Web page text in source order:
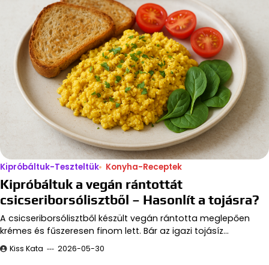
Kipróbáltuk-Teszteltük Konyha-Receptek
Kipróbáltuk a vegán rántottát
csicseriborsólisztből – Hasonlít a tojásra?
A csicseriborsólisztből készült vegán rántotta meglepően
krémes és fűszeresen finom lett. Bár az igazi tojásíz…
Kiss Kata 2026-05-30